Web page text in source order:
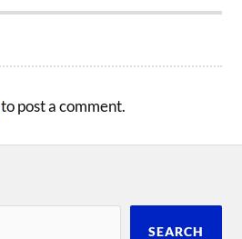
to post a comment.
SEARCH